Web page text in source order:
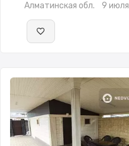
зона,Детская площадка
Алматинская обл. 9 июля